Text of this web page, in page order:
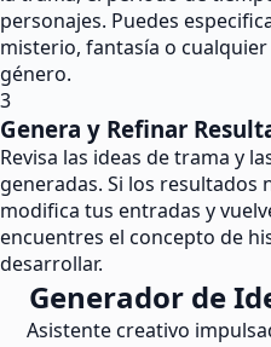
personajes. Puedes
misterio, fantasía o
género.
3
Genera y Refinar
Revisa las ideas de trama y
generadas. Si los resultados
modifica tus entradas y
encuentres el concepto de
desarrollar.
Generador de
Asistente creativo